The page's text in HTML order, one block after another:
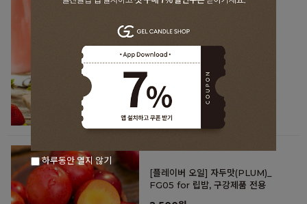
AWBERRY MILK)_FG06 for
립밤, 구강제품 전용
2,500원
[플레이버 오일] 자두맛(PLUM)_
FG05 for 립밤, 구강제품 전용
하루동안 열지 않기